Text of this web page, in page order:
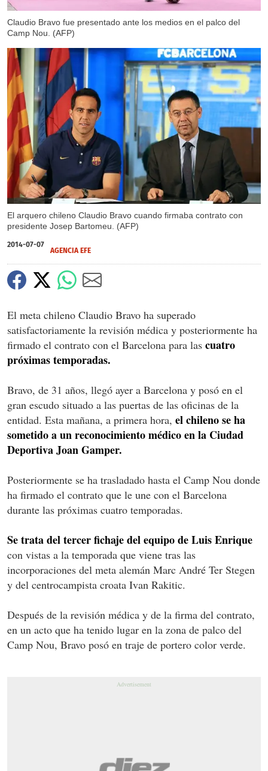
Claudio Bravo fue presentado ante los medios en el palco del
Camp Nou. (AFP)
El arquero chileno Claudio Bravo cuando firmaba contrato con
presidente Josep Bartomeu. (AFP)
2014-07-07
AGENCIA EFE
El meta chileno Claudio Bravo ha superado
satisfactoriamente la revisión médica y posteriormente ha
firmado el contrato con el Barcelona para las cuatro
próximas temporadas.
Bravo, de 31 años, llegó ayer a Barcelona y posó en el
gran escudo situado a las puertas de las oficinas de la
entidad. Esta mañana, a primera hora, el chileno se ha
sometido a un reconocimiento médico en la Ciudad
Deportiva Joan Gamper.
Posteriormente se ha trasladado hasta el Camp Nou donde
ha firmado el contrato que le une con el Barcelona
durante las próximas cuatro temporadas.
Se trata del tercer fichaje del equipo de Luis Enrique
con vistas a la temporada que viene tras las
incorporaciones del meta alemán Marc André Ter Stegen
y del centrocampista croata Ivan Rakitic.
Después de la revisión médica y de la firma del contrato,
en un acto que ha tenido lugar en la zona de palco del
Camp Nou, Bravo posó en traje de portero color verde.